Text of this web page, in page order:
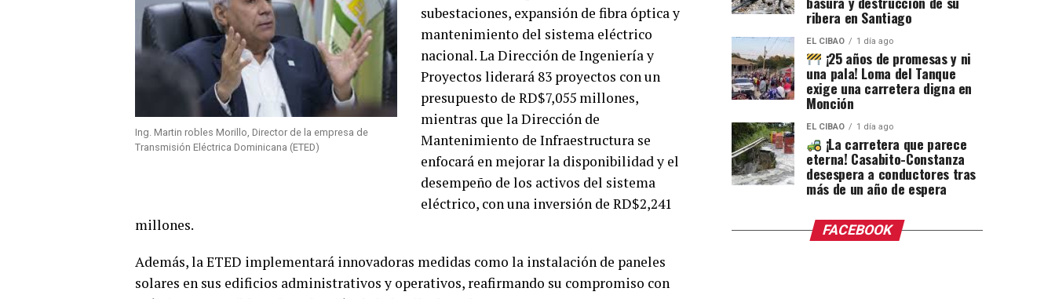
Ing. Martin robles Morillo, Director de la empresa de
Transmisión Eléctrica Dominicana (ETED)
subestaciones, expansión de fibra óptica y
mantenimiento del sistema eléctrico
nacional. La Dirección de Ingeniería y
Proyectos liderará 83 proyectos con un
presupuesto de RD$7,055 millones,
mientras que la Dirección de
Mantenimiento de Infraestructura se
enfocará en mejorar la disponibilidad y el
desempeño de los activos del sistema
eléctrico, con una inversión de RD$2,241
millones.
Además, la ETED implementará innovadoras medidas como la instalación de paneles
solares en sus edificios administrativos y operativos, reafirmando su compromiso con
ribera en Santiago
EL CIBAO 1 día ago
¡25 años de promesas y ni
una pala! Loma del Tanque
exige una carretera digna en
Monción
EL CIBAO 1 día ago
¡La carretera que parece
eterna! Casabito-Constanza
desespera a conductores tras
más de un año de espera
FACEBOOK